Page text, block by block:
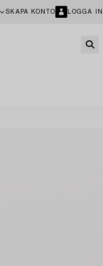
SKAPA KONTO LOGGA IN